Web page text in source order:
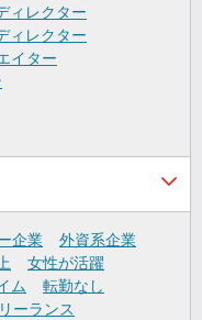
ィレクター
ィレクター
イター
企業
外資系企業
女性が活躍
ム
転勤なし
ーランス